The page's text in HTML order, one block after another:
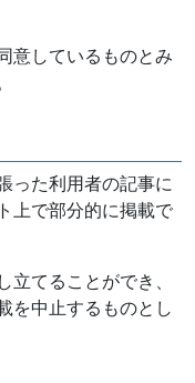
意しているものとみ
った利用者の記事に
上で部分的に掲載で
立てることができ、
を中止するものとし